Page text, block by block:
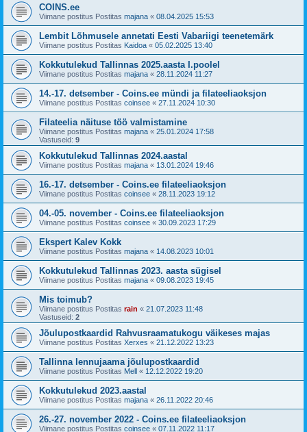
COINS.ee
Viimane postitus Postitas majana « 08.04.2025 15:53
Lembit Lõhmusele annetati Eesti Vabariigi teenetemärk
Viimane postitus Postitas Kaidoa « 05.02.2025 13:40
Kokkutulekud Tallinnas 2025.aasta I.poolel
Viimane postitus Postitas majana « 28.11.2024 11:27
14.-17. detsember - Coins.ee mündi ja filateeliaoksjon
Viimane postitus Postitas coinsee « 27.11.2024 10:30
Filateelia näituse töö valmistamine
Viimane postitus Postitas majana « 25.01.2024 17:58
Vastuseid: 9
Kokkutulekud Tallinnas 2024.aastal
Viimane postitus Postitas majana « 13.01.2024 19:46
16.-17. detsember - Coins.ee filateeliaoksjon
Viimane postitus Postitas coinsee « 28.11.2023 19:12
04.-05. november - Coins.ee filateeliaoksjon
Viimane postitus Postitas coinsee « 30.09.2023 17:29
Ekspert Kalev Kokk
Viimane postitus Postitas majana « 14.08.2023 10:01
Kokkutulekud Tallinnas 2023. aasta sügisel
Viimane postitus Postitas majana « 09.08.2023 19:45
Mis toimub?
Viimane postitus Postitas rain « 21.07.2023 11:48
Vastuseid: 2
Jõulupostkaardid Rahvusraamatukogu väikeses majas
Viimane postitus Postitas Xerxes « 21.12.2022 13:23
Tallinna lennujaama jõulupostkaardid
Viimane postitus Postitas Mell « 12.12.2022 19:20
Kokkutulekud 2023.aastal
Viimane postitus Postitas majana « 26.11.2022 20:46
26.-27. november 2022 - Coins.ee filateeliaoksjon
Viimane postitus Postitas coinsee « 07.11.2022 11:17